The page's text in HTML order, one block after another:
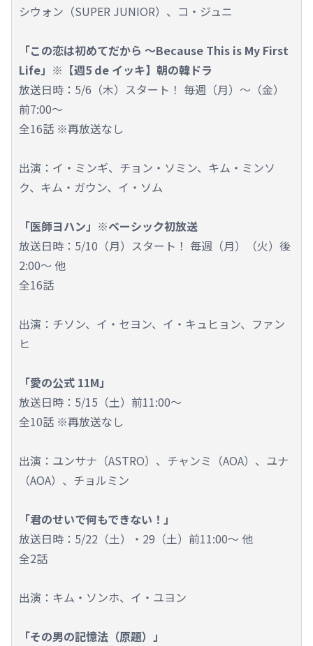
シウォン（SUPER JUNIOR）、コ・ジュニ
「この恋は初めてだから ～Because This is My First
Life」※【週5 de イッキ】朝の韓ドラ
放送日時：5/6（木）スタート！ 毎週（月）～（金）
前7:00～
全16話 ※再放送なし
出演：イ・ミンギ、チョン・ソミン、キム・ミンソ
ク、キム・ガウン、イ・ソム
「医師ヨハン」※ベーシック初放送
放送日時：5/10（月）スタート！ 毎週（月）（火）後
2:00～ 他
全16話
出演：チソン、イ・セヨン、イ・キュヒョン、ファン
ヒ
「愛の公式 11M」
放送日時：5/15（土）前11:00～
全10話 ※再放送なし
出演：ユンサナ（ASTRO）、チャンミ（AOA）、ユナ
（AOA）、チョルミン
「君のせいで何もできない！」
放送日時：5/22（土）・29（土）前11:00～ 他
全2話
出演：キム・ソンホ、イ・ユヨン
「その男の記憶法（原題）」